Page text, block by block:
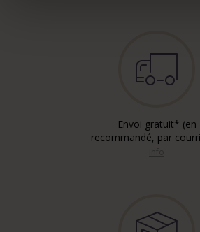
Envoi gratuit* (en
recommandé, par